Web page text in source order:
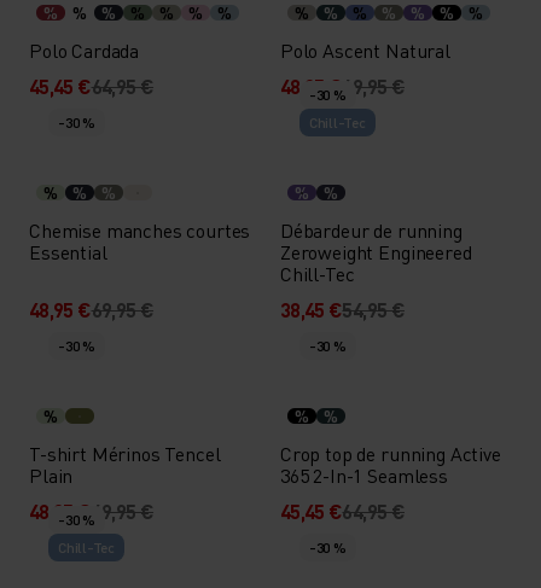
% % % % % % %
Polo Cardada
45,45 €64,95 €
% % % % % % %
Polo Ascent Natural
48,95 €69,95 €
-30 %
% % %
Chemise manches courtes
Essential
48,95 €69,95 €
-30 %
Chill-Tec
% %
Débardeur de running
Zeroweight Engineered
Chill-Tec
38,45 €54,95 €
-30 %
%
T-shirt Mérinos Tencel
Plain
48,95 €69,95 €
-30 %
% %
Crop top de running Active
365 2-In-1 Seamless
45,45 €64,95 €
-30 %
Chill-Tec
-30 %